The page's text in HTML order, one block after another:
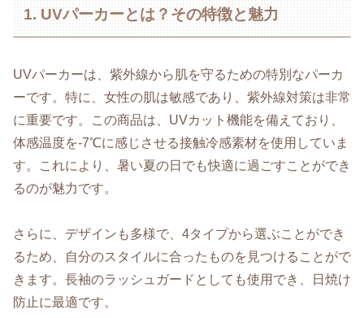
1. UVパーカーとは？その特徴と魅力
UVパーカーは、紫外線から肌を守るための特別なパーカ
ーです。特に、女性の肌は敏感であり、紫外線対策は非常
に重要です。この商品は、UVカット機能を備えており、
体感温度を-7℃に感じさせる接触冷感素材を使用していま
す。これにより、暑い夏の日でも快適に過ごすことができ
るのが魅力です。
さらに、デザインも多様で、4タイプから選ぶことができ
るため、自分のスタイルに合ったものを見つけることがで
きます。長袖のラッシュガードとしても使用でき、日焼け
防止に最適です。